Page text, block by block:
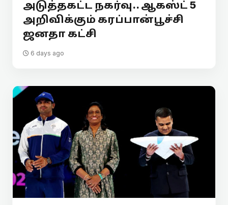
அடுத்தகட்ட நகர்வு.. ஆகஸ்ட் 5
அறிவிக்கும் கரப்பான்பூச்சி
ஜனதா கட்சி
6 days ago